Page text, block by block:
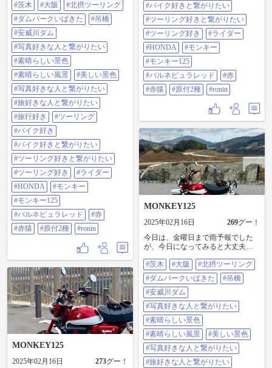
#バイク好きと繋がりたい
#ツーリング好きと繋がりたい
#ツーリング好き
#ライダー
#HONDA
#モンキー
#モンキー125
#パルネビュラレッド
#赤
#赤猿
#原付2種 #ronin
川ダムのダムパークいばきた。
2025年4月世界最長の歩行者用の吊
橋が出来ます！ #茨木#大阪#北摂ツ
ーリング#ダムパークいばきた#吊
橋#安威川ダム#写真好きな人と繋
がりたい#素晴らしい景色#素晴ら
しい風景#美しい景色#写真好きな
人と繋がりたい#旅好きな人と繋が
りたい#旅行好き#ツーリング#バイ
ク好き#バイク好きと繋がりたい#
ツーリング好きと繋がりたい#ツー
リング好き#ライダー#HONDA#モ
ンキー#モンキー125#パルネビュラ
レッド#赤#赤猿#原付2種#ronin
#茨木 #大阪
#北摂ツーリング
#ダムパークいばきた
#吊橋
#安威川ダム
#写真好きな人と繋がりたい
#素晴らしい景色
#素晴らしい風景
#美しい景色
#写真好きな人と繋がりたい
#旅好きな人と繋がりたい
#旅行好き
#ツーリング
#バイク好き
#バイク好きと繋がりたい
#ツーリング好きと繋がりたい
#ツーリング好き
#ライダー
#HONDA
#モンキー
#モンキー125
#パルネビュラレッド
#赤
#赤猿
#原付2種 #ronin
MONKEY125
2025年02月16日 269グー！
今日は、金曜日まで雨予報でした
が、今日になってみると大丈夫そ
川ダムのダムパークいばきた。
2025年4月世界最長の歩行者用の吊
橋が出来ます！ #茨木#大阪#北摂ツ
ーリング#ダムパークいばきた#吊
橋#安威川ダム#写真好きな人と繋
がりたい#素晴らしい景色#素晴ら
しい風景#美しい景色#写真好きな
人と繋がりたい#旅好きな人と繋が
りたい#旅行好き#ツーリング#バイ
ク好き#バイク好きと繋がりたい#
ツーリング好きと繋がりたい#ツー
リング好き#ライダー#HONDA#モ
#茨木 #大阪
#北摂ツーリング
#ダムパークいばきた
#吊橋
#安威川ダム
#写真好きな人と繋がりたい
#素晴らしい景色
#素晴らしい風景
#美しい景色
#写真好きな人と繋がりたい
#旅好きな人と繋がりたい
MONKEY125
2025年02月16日 273グー！